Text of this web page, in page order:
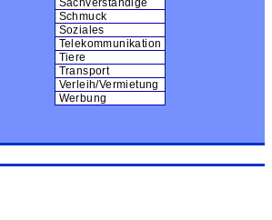
Sachverständige
Schmuck
Soziales
Telekommunikation
Tiere
Transport
Verleih/Vermietung
Werbung